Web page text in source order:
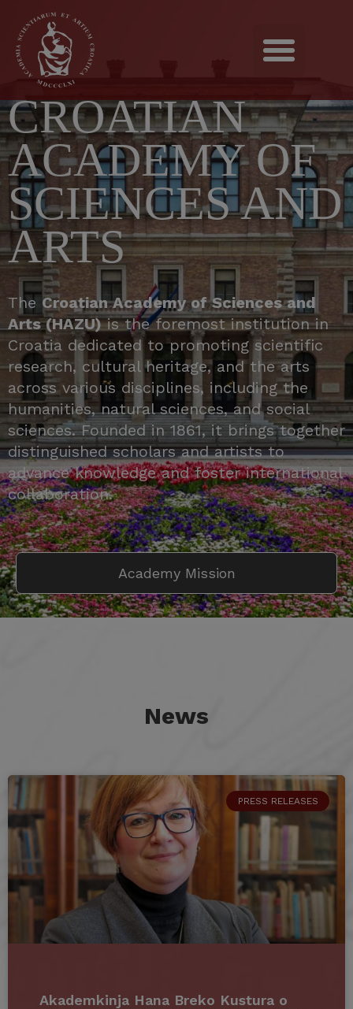
CROATIAN
ACADEMY OF
SCIENCES AND
ARTS
The Croatian Academy of Sciences and
Arts (HAZU)is the foremost institution in
Croatia dedicated to promoting scientific
research, cultural heritage, and the arts
across various disciplines, including the
humanities, natural sciences, and social
sciences. Founded in 1861, it brings together
distinguished scholars and artists to
advance knowledge and foster international
collaboration.
Academy Mission
News
PRESS RELEASES
Akademkinja Hana Breko Kustura o